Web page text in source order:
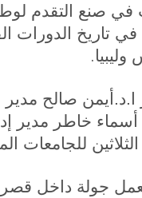
صنع التقدم
تاريخ الدورات
.
صالح مدير
خاطر مدير
للجامعات
جولة داخل